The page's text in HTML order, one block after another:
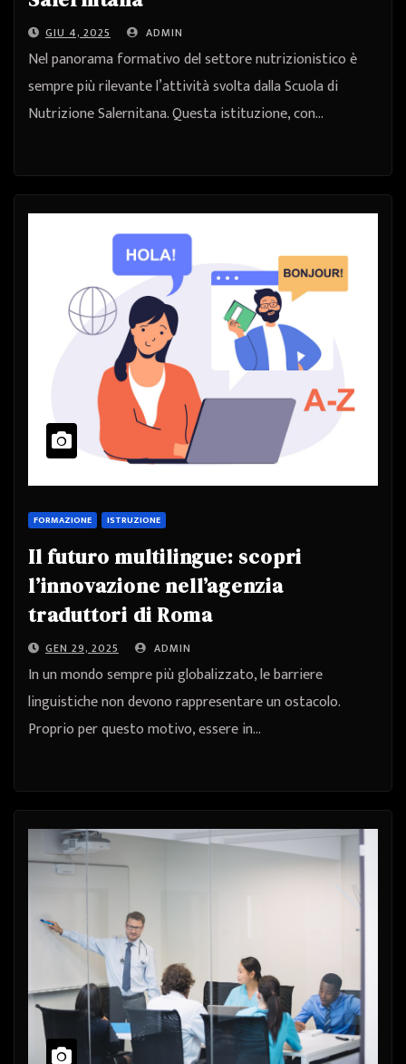
GIU 4, 2025 ADMIN
Nel panorama formativo del settore nutrizionistico è
sempre più rilevante l’attività svolta dalla Scuola di
Nutrizione Salernitana. Questa istituzione, con…
FORMAZIONE ISTRUZIONE
Il futuro multilingue: scopri
l’innovazione nell’agenzia
traduttori di Roma
GEN 29, 2025 ADMIN
In un mondo sempre più globalizzato, le barriere
linguistiche non devono rappresentare un ostacolo.
Proprio per questo motivo, essere in…